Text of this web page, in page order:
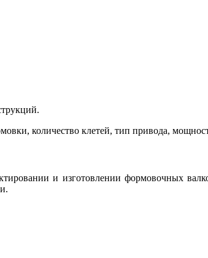
количество клетей, тип привода,
и изготовлении формовочных